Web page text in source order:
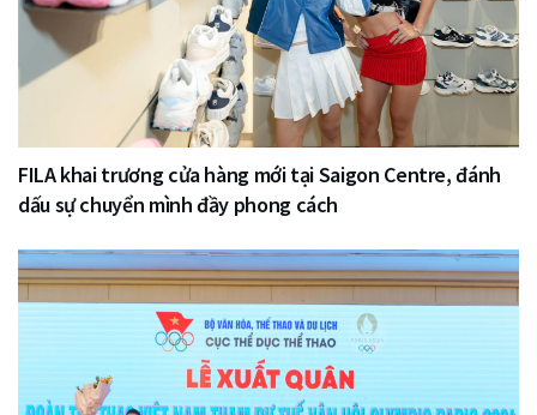
FILA khai trương cửa hàng mới tại Saigon Centre, đánh
dấu sự chuyển mình đầy phong cách